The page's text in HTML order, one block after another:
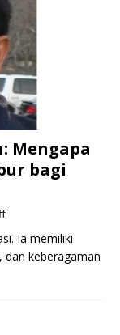
Mengapa
bagi
Ia memiliki
keberagaman